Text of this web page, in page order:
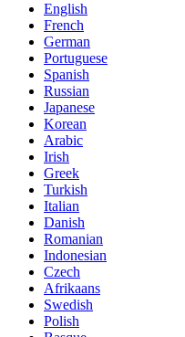
English
French
German
Portuguese
Spanish
Russian
Japanese
Korean
Arabic
Irish
Greek
Turkish
Italian
Danish
Romanian
Indonesian
Czech
Afrikaans
Swedish
Polish